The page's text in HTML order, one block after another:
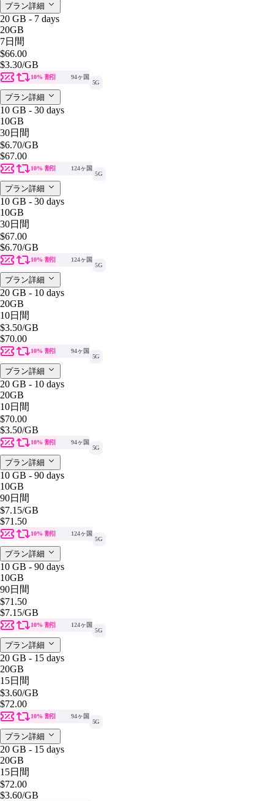
プラン詳細
20 GB - 7 days
20GB
7日間
$66.00
$3.30/GB
10% 割引
94ヶ国
5G
プラン詳細
10 GB - 30 days
10GB
30日間
$6.70/GB
$67.00
10% 割引
124ヶ国
5G
プラン詳細
10 GB - 30 days
10GB
30日間
$67.00
$6.70/GB
10% 割引
124ヶ国
5G
プラン詳細
20 GB - 10 days
20GB
10日間
$3.50/GB
$70.00
10% 割引
94ヶ国
5G
プラン詳細
20 GB - 10 days
20GB
10日間
$70.00
$3.50/GB
10% 割引
94ヶ国
5G
プラン詳細
10 GB - 90 days
10GB
90日間
$7.15/GB
$71.50
10% 割引
124ヶ国
5G
プラン詳細
10 GB - 90 days
10GB
90日間
$71.50
$7.15/GB
10% 割引
124ヶ国
5G
プラン詳細
20 GB - 15 days
20GB
15日間
$3.60/GB
$72.00
10% 割引
94ヶ国
5G
プラン詳細
20 GB - 15 days
20GB
15日間
$72.00
$3.60/GB